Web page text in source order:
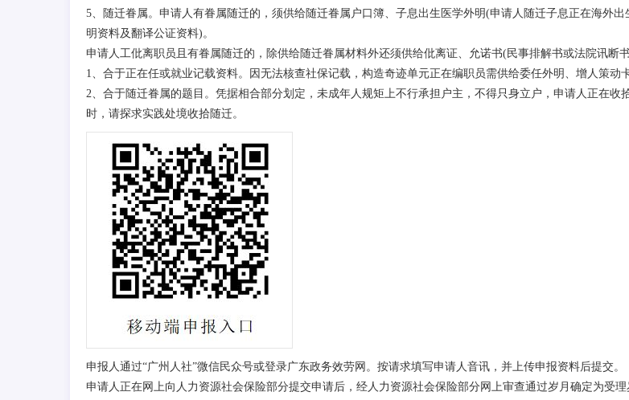
5、随迁眷属。申请人有眷属随迁的，须供给随迁眷属户口簿、子息出生医学外明(申请人随迁子息正在海外
明资料及翻译公证资料)。
申请人工仳离职员且有眷属随迁的，除供给随迁眷属材料外还须供给仳离证、允诺书(民事排解书或法院讯断书
1、合于正在任或就业记载资料。因无法核查社保记载，构造奇迹单元正在编职员需供给委任外明、增人策动
2、合于随迁眷属的题目。凭据相合部分划定，未成年人规矩上不行承担户主，不得只身立户，申请人正在收
时，请探求实践处境收拾随迁。
申报人通过“广州人社”微信民众号或登录广东政务效劳网。按请求填写申请人音讯，并上传申报资料后提交。
申请人正在网上向人力资源社会保险部分提交申请后，经人力资源社会保险部分网上审查通过岁月确定为受